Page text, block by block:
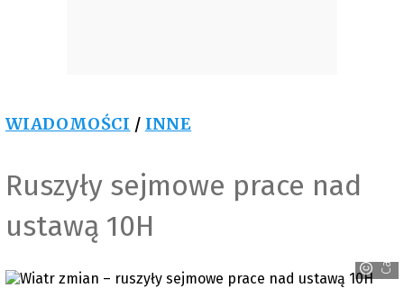
WIADOMOŚCI / INNE
Ruszyły sejmowe prace nad
ustawą 10H
Canva